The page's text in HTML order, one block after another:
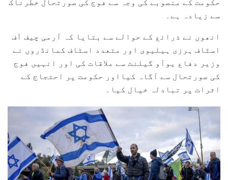
سے زیادہ ہے۔
انھوں نے ذرائع کے حوالے سے بتایا کہ آرمی چیف آف
اسٹاف ہرزی ہیلیوی اور متعدد اسٹاف کمانڈروں نے
وزیر دفاع یوآو گیلنٹ سے ملاقات کی اور انہیں فوج
کی صورتحال سے آگاہ کیااور حکومت پر احتجاج کے
اثرات پر تبادلہ خیال کیا۔